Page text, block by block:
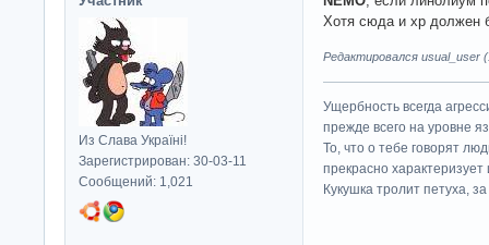
Из Слава Україні!
Зарегистрирован: 30-03-11
Сообщений: 1,021
Хотя сюда и хр должен
Редактировался usual_user
Ущербность всегда
прежде всего на уровне
То, что о тебе говорят
прекрасно характеризует
Кукушка тролит петуха,